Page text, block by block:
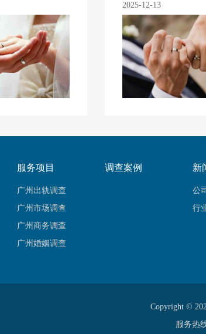
2025-12-13
服务项目
广州出轨调查
广州市场调查
广州商务调查
广州婚姻调查
调查案例 新
公
行
Copyright ©
服务热